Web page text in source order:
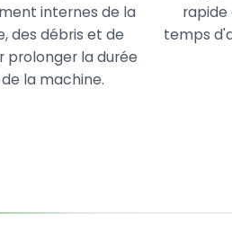
internes de la
des débris et de
prolonger la durée
la machine.
rapide
temps